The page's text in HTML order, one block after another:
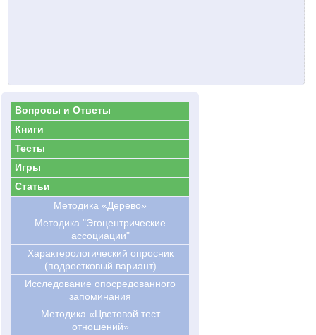
Вопросы и Ответы
Книги
Тесты
Игры
Статьи
Методика «Дерево»
Методика "Эгоцентрические
ассоциации"
Характерологический опросник
(подростковый вариант)
Исследование опосредованного
запоминания
Методика «Цветовой тест
отношений»